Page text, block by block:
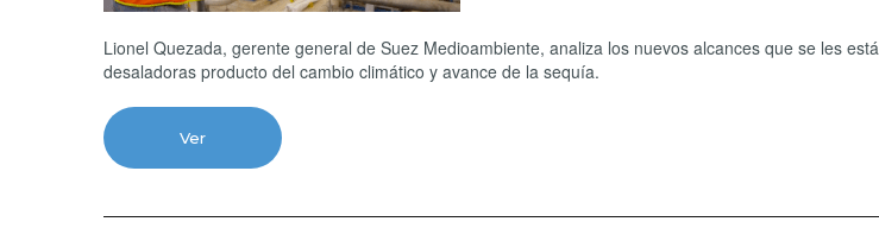
Lionel Quezada, gerente general de Suez Medioambiente, analiza los nuevos alcances que se les
desaladoras producto del cambio climático y avance de la sequía.
Ver